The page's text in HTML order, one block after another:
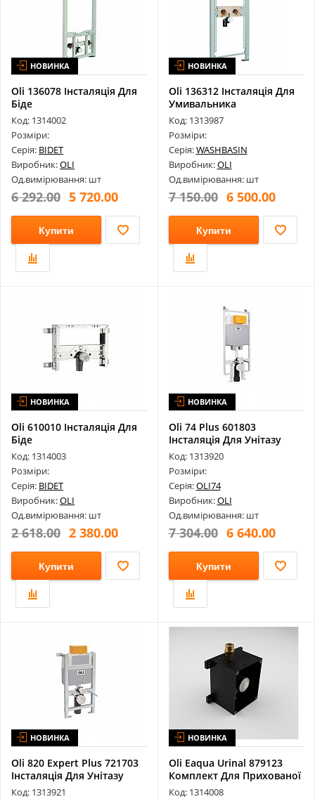
НОВИНКА
Oli 136078 Інсталяція Для
Біде
Код: 1314002
Розміри:
Серія: BIDET
Виробник:OLI
Од.вимірювання: шт
6 292.00 5 720.00
Купити
НОВИНКА
Oli 136312 Інсталяція Для
Умивальника
Код: 1313987
Розміри:
Серія:WASHBASIN
Виробник:OLI
Од.вимірювання: шт
7 150.00 6 500.00
Купити
НОВИНКА
Oli 610010 Інсталяція Для
Біде
Код: 1314003
Розміри:
Серія: BIDET
Виробник:OLI
Од.вимірювання: шт
2 618.00 2 380.00
Купити
НОВИНКА
Oli 74 Plus 601803
Інсталяція Для Унітазу
Код: 1313920
Розміри:
Серія:OLI74
Виробник:OLI
Од.вимірювання: шт
7 304.00 6 640.00
Купити
НОВИНКА
Oli 820 Expert Plus 721703
Інсталяція Для Унітазу
Код: 1313921
НОВИНКА
Oli Eaqua Urinal 879123
Комплект Для Прихованої
Уста...
Код: 1314008